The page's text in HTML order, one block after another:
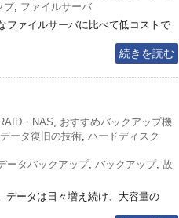
プ, ファイルサーバ
ファイルサーバに比べて低コストで
続きを読む
RAID・NAS, おすすめバックアップ機
データ復旧の技術, ハードディスク
ータバックアップ, バックアップ, 故
データは日々増え続け、大容量の